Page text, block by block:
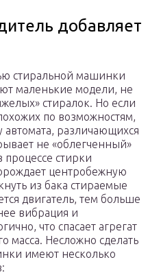
добавляет
стиральной машинки
маленькие модели, не
стиралок. Но если
по возможностям,
различающихся
не «облегченный»
процессе стирки
центробежную
из бака стираемые
двигатель, тем больше
вибрация и
что спасает агрегат
масса. Несложно сделать
имеют несколько